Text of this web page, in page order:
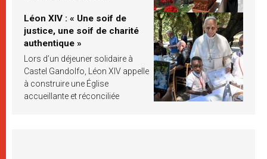
Léon XIV : « Une soif de
justice, une soif de charité
authentique »
Lors d’un déjeuner solidaire à
Castel Gandolfo, Léon XIV appelle
à construire une Église
accueillante et réconciliée